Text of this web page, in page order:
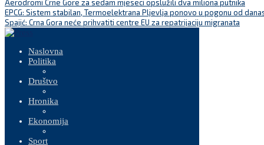
Aerodromi Crne Gore za sedam mjeseci opslužili dva miliona putnika
EPCG: Sistem stabilan, Termoelektrana Pljevlja ponovo u pogonu od
Spajić: Crna Gora neće prihvatiti centre EU za repatrijaciju migranata
Naslovna
Politika
Društvo
Hronika
Ekonomija
Sport